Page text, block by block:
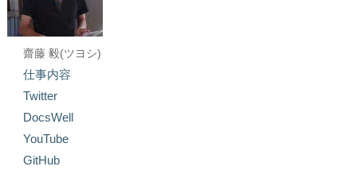
齋藤 毅(ツヨシ)
仕事内容
Twitter
DocsWell
YouTube
GitHub